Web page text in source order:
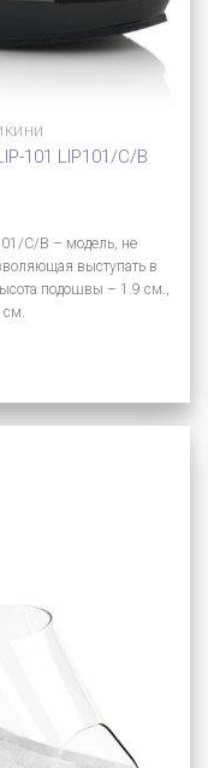
101 LIP101/C/B
C/B – модель, не
выступать в
подошвы – 1.9 см.,
см.